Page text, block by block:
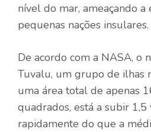
nível do mar, ameaçando a
pequenas nações insulares.
De acordo com a NASA, o
Tuvalu, um grupo de ilhas
uma área total de apenas
quadrados, está a subir 1,5
rapidamente do que a